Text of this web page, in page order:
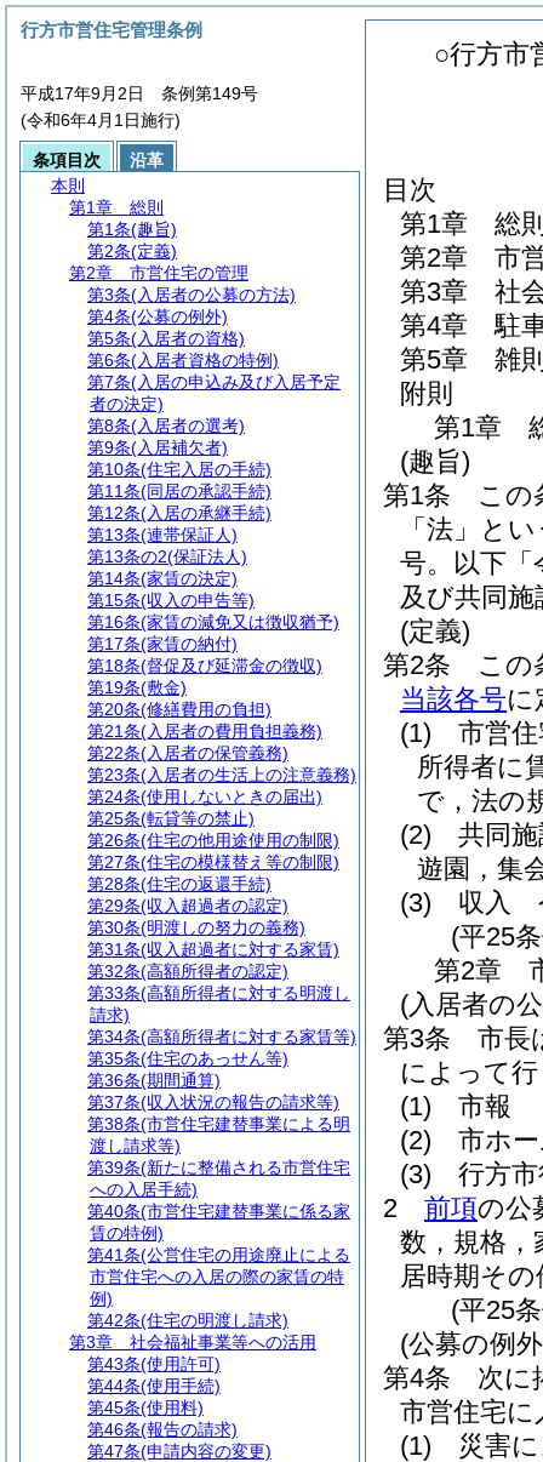
○行方市
目次
第1章
総
第2章
市
第3章
社
第4章
駐
第5章
雑
附則
第1章
(趣旨)
第1条
この
「法」と
号。以下「
及び共同
(定義)
第2条
この
当該各号に
(1)
市営
所得者に
で，法の
(2)
共同
遊園，集
(3)
収入
(平25
第2章
(入居者の
第3条
市長
によって
(1)
市報
(2)
市ホ
(3)
行方
2
前項の公
数，規格，
居時期そ
(平25
(公募の例
第4条
次に
市営住宅
(1)
災害
行方市営住宅管理条例
平成17年9月2日 条例第149号
(令和6年4月1日施行)
条項目次
沿革
本則
第1章
総則
第1条(趣旨)
第2条(定義)
第2章
市営住宅の管理
第3条(入居者の公募の方法)
第4条(公募の例外)
第5条(入居者の資格)
第6条(入居者資格の特例)
第7条(入居の申込み及び入居予定
者の決定)
第8条(入居者の選考)
第9条(入居補欠者)
第10条(住宅入居の手続)
第11条(同居の承認手続)
第12条(入居の承継手続)
第13条(連帯保証人)
第13条の2(保証法人)
第14条(家賃の決定)
第15条(収入の申告等)
第16条(家賃の減免又は徴収猶予)
第17条(家賃の納付)
第18条(督促及び延滞金の徴収)
第19条(敷金)
第20条(修繕費用の負担)
第21条(入居者の費用負担義務)
第22条(入居者の保管義務)
第23条(入居者の生活上の注意義務)
第24条(使用しないときの届出)
第25条(転貸等の禁止)
第26条(住宅の他用途使用の制限)
第27条(住宅の模様替え等の制限)
第28条(住宅の返還手続)
第29条(収入超過者の認定)
第30条(明渡しの努力の義務)
第31条(収入超過者に対する家賃)
第32条(高額所得者の認定)
第33条(高額所得者に対する明渡し
請求)
第34条(高額所得者に対する家賃等)
第35条(住宅のあっせん等)
第36条(期間通算)
第37条(収入状況の報告の請求等)
第38条(市営住宅建替事業による明
渡し請求等)
第39条(新たに整備される市営住宅
への入居手続)
第40条(市営住宅建替事業に係る家
賃の特例)
第41条(公営住宅の用途廃止による
市営住宅への入居の際の家賃の特
例)
第42条(住宅の明渡し請求)
第3章
社会福祉事業等への活用
第43条(使用許可)
第44条(使用手続)
第45条(使用料)
第46条(報告の請求)
第47条(申請内容の変更)